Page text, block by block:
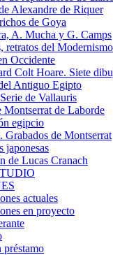
Alexandre de Riquer
de Goya
A. Mucha y G. Camps
retratos del Modernismo
Occidente
Colt Hoare. Siete
Antiguo Egipto
de Vallauris
Montserrat de Laborde
egipcio
Grabados de Montserrat
japonesas
de Lucas Cranach
actuales
en proyecto
préstamo